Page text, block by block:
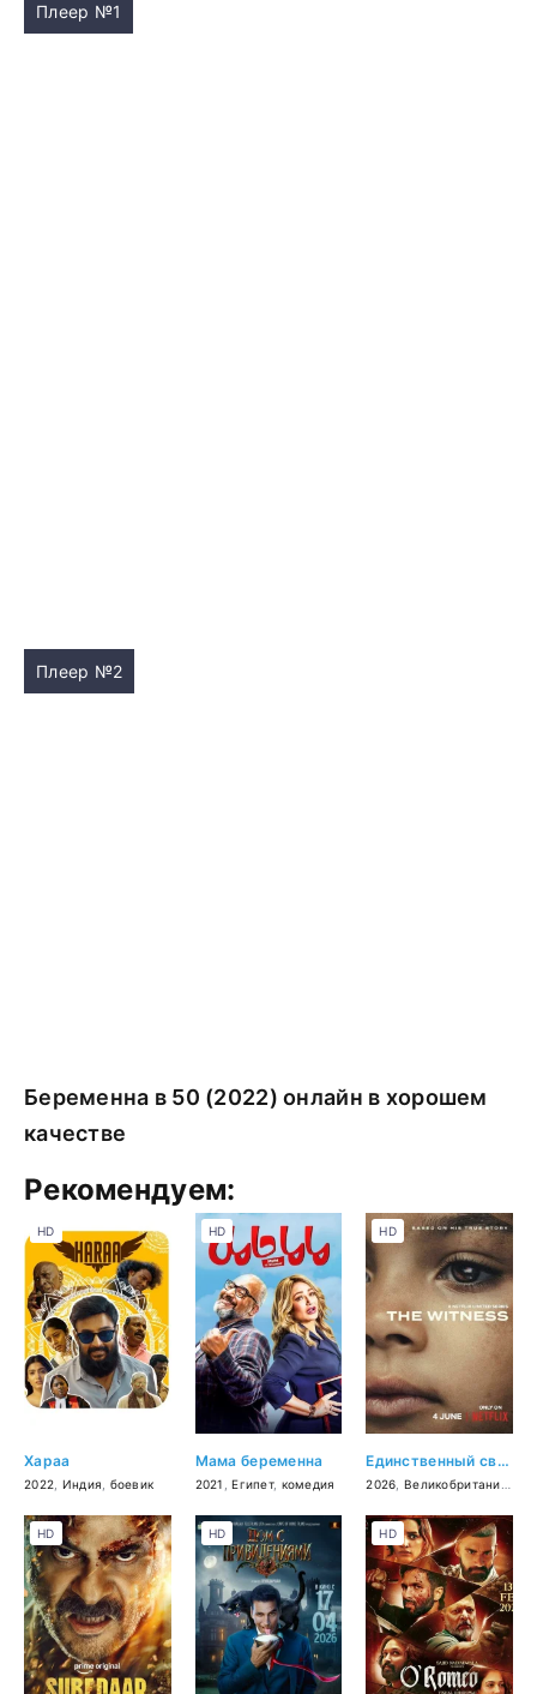
Плеер №1
Плеер №2
Беременна в 50 (2022) онлайн в хорошем
качестве
Рекомендуем:
Хараа
2022 Индия боевик
HD
Мама беременна
2021 ,Египет, комедия
HD
Единственный свидетель
2026 Великобритания
HD
HD HD HD